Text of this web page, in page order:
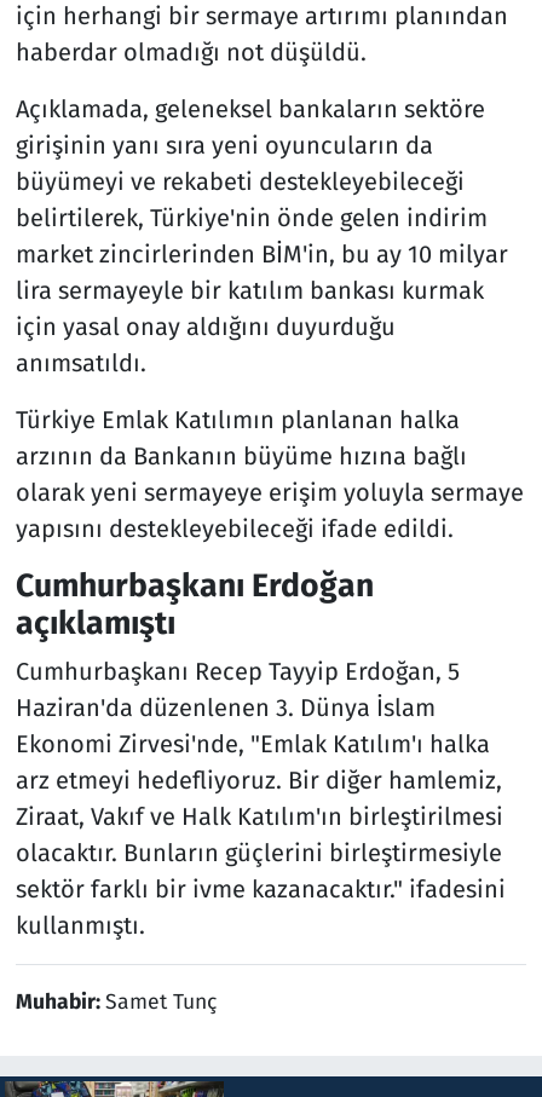
için herhangi bir sermaye artırımı planından
haberdar olmadığı not düşüldü.
Açıklamada, geleneksel bankaların sektöre
girişinin yanı sıra yeni oyuncuların da
büyümeyi ve rekabeti destekleyebileceği
belirtilerek, Türkiye'nin önde gelen indirim
market zincirlerinden BİM'in, bu ay 10 milyar
lira sermayeyle bir katılım bankası kurmak
için yasal onay aldığını duyurduğu
anımsatıldı.
Türkiye Emlak Katılımın planlanan halka
arzının da Bankanın büyüme hızına bağlı
olarak yeni sermayeye erişim yoluyla sermaye
yapısını destekleyebileceği ifade edildi.
Cumhurbaşkanı Erdoğan
açıklamıştı
Cumhurbaşkanı Recep Tayyip Erdoğan, 5
Haziran'da düzenlenen 3. Dünya İslam
Ekonomi Zirvesi'nde, "Emlak Katılım'ı halka
arz etmeyi hedefliyoruz. Bir diğer hamlemiz,
Ziraat, Vakıf ve Halk Katılım'ın birleştirilmesi
olacaktır. Bunların güçlerini birleştirmesiyle
sektör farklı bir ivme kazanacaktır." ifadesini
kullanmıştı.
Muhabir:Samet Tunç